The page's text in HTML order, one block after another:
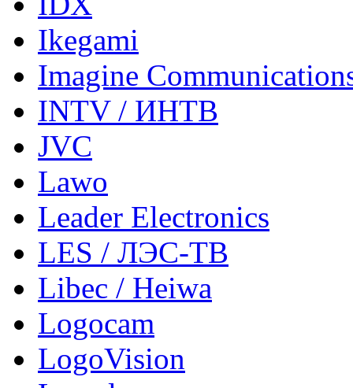
Ikegami
Imagine
INTV / ИНТВ
JVC
Lawo
Leader Electronics
LES / ЛЭС-ТВ
Libec / Heiwa
Logocam
LogoVision